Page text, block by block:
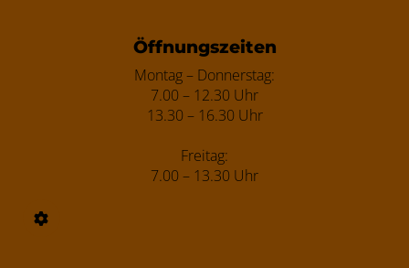
Öffnungszeiten
Montag – Donnerstag:
7.00 – 12.30 Uhr
13.30 – 16.30 Uhr
Freitag:
7.00 – 13.30 Uhr